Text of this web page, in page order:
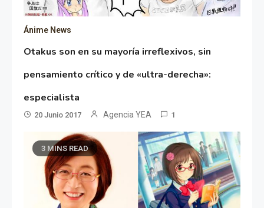
Ánime News
Otakus son en su mayoría irreflexivos, sin
pensamiento crítico y de «ultra-derecha»:
especialista
20 Junio 2017 Agencia YEA 1
3 MINS READ